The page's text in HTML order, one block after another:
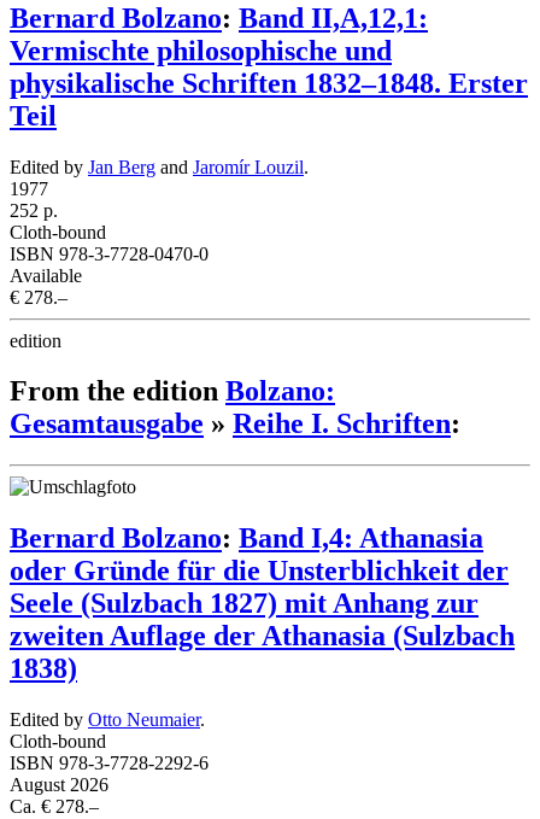
Bernard Bolzano: Band II,A,12,1:
Vermischte philosophische und
physikalische Schriften 1832–1848. Erster
Teil
Edited by Jan Berg and Jaromír Louzil.
1977
252 p.
Cloth-bound
ISBN 978-3-7728-0470-0
Available
€ 278.–
edition
From the edition Bolzano:
Gesamtausgabe » Reihe I. Schriften:
Bernard Bolzano: Band I,4: Athanasia
oder Gründe für die Unsterblichkeit der
Seele (Sulzbach 1827) mit Anhang zur
zweiten Auflage der Athanasia (Sulzbach
1838)
Edited by Otto Neumaier.
Cloth-bound
ISBN 978-3-7728-2292-6
August 2026
Ca. € 278.–